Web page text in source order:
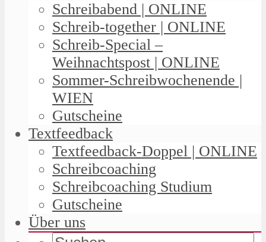
Schreibabend | ONLINE
Schreib-together | ONLINE
Schreib-Special –
Weihnachtspost | ONLINE
Sommer-Schreibwochenende |
WIEN
Gutscheine
Textfeedback
Textfeedback-Doppel | ONLINE
Schreibcoaching
Schreibcoaching Studium
Gutscheine
Über uns